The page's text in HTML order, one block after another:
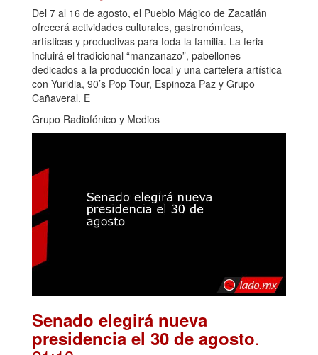
Del 7 al 16 de agosto, el Pueblo Mágico de Zacatlán
ofrecerá actividades culturales, gastronómicas,
artísticas y productivas para toda la familia. La feria
incluirá el tradicional “manzanazo”, pabellones
dedicados a la producción local y una cartelera artística
con Yuridia, 90’s Pop Tour, Espinoza Paz y Grupo
Cañaveral. E
Grupo Radiofónico y Medios
Senado elegirá nueva
presidencia el 30 de agosto.